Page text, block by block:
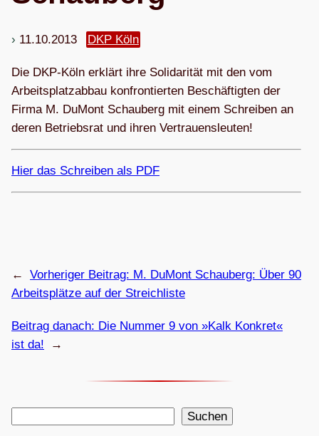
11.10.2013 DKP Köln
Die DKP-Köln erklärt ihre Soli­da­ri­tät mit den vom
Arbeits­platz­ab­bau kon­fron­tier­ten Beschäf­tig­ten der
Firma M. DuMont Schau­berg mit einem Schrei­ben an
deren Betriebs­rat und ihren Vertrauensleuten!
Hier das Schrei­ben als PDF
← Vorheriger Beitrag: M. DuMont Schau­berg: Über 90
Arbeits­plätze auf der Streichliste
Beitrag danach: Die Num­mer 9 von »Kalk Kon­kret«
ist da!
→
Suchen